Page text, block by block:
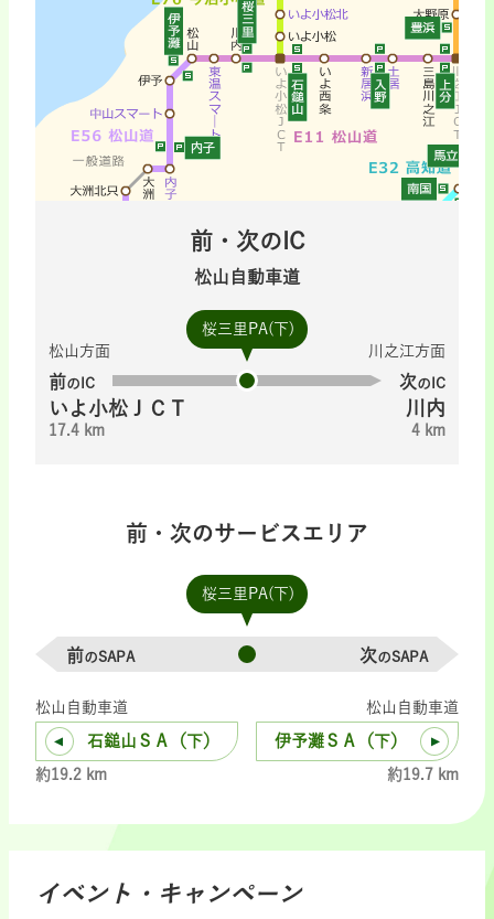
前・次のIC
松山自動車道
桜三里PA(下)
松山方面
前のIC
いよ小松ＪＣＴ
17.4 km
川之江方面
次のIC
川内
4 km
前・次のサービスエリア
桜三里PA(下)
前のSAPA 次のSAPA
松山自動車道
石鎚山ＳＡ（下）
約19.2 km
松山自動車道
伊予灘ＳＡ（下）
約19.7 km
イベント・キャンペーン